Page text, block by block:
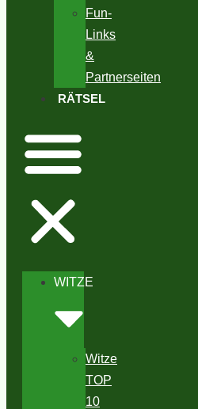
Fun-
Links
&
Partnerseiten
RÄTSEL
WITZE
Witze
TOP
10